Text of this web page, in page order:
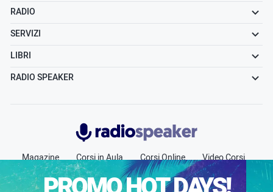
RADIO
SERVIZI
LIBRI
RADIO SPEAKER
Radiospeaker.it
Magazine Corsi in Aula Corsi Online
Video Corsi
Community
Radio Jobs Chi siamo
Contatti